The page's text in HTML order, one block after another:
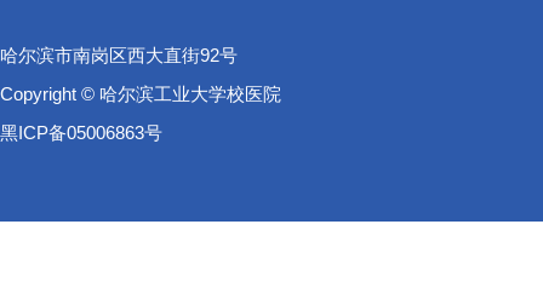
哈尔滨市南岗区西大直街92号
Copyright © 哈尔滨工业大学校医院
黑ICP备05006863号